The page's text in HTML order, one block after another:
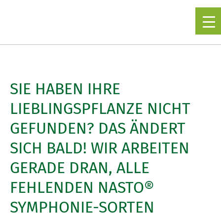
SIE HABEN IHRE
LIEBLINGSPFLANZE NICHT
GEFUNDEN? DAS ÄNDERT
SICH BALD! WIR ARBEITEN
GERADE DRAN, ALLE
FEHLENDEN NASTO®
SYMPHONIE-SORTEN